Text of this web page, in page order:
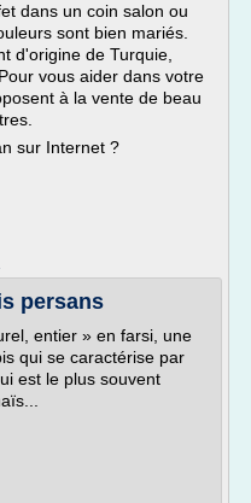
dans un coin salon ou
sont bien mariés.
d'origine de Turquie,
vous aider dans votre
à la vente de beau
sur Internet ?
persans
entier » en farsi, une
qui se caractérise par
est le plus souvent